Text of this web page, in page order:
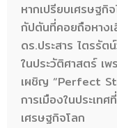
หากเปรียบเศรษฐกิ
กัปตันที่คอยถือหาง
ดร.ประสาร ไตรรั
ในประวัติศาสตร์ เพ
เผชิญ “Perfect
การเมืองในประเท
เศรษฐกิจโลก